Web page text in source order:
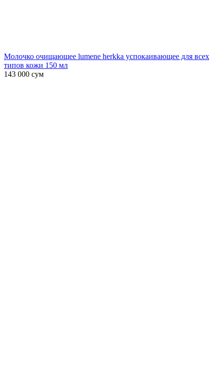
Молочко очищающее lumene herkka успокаивающее для всех
типов кожи 150 мл
143 000 сум